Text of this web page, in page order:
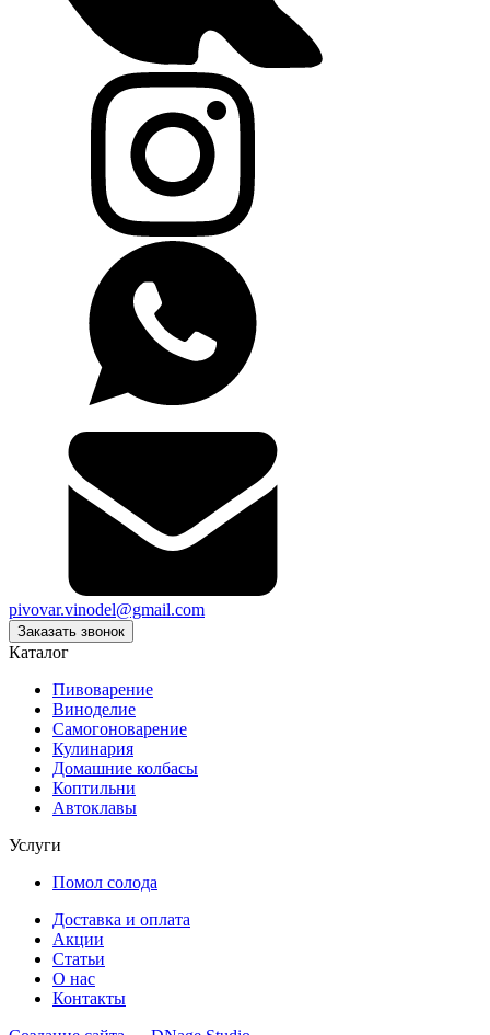
pivovar.vinodel@gmail.com
Заказать звонок
Каталог
Пивоварение
Виноделие
Самогоноварение
Кулинария
Домашние колбасы
Коптильни
Автоклавы
Услуги
Помол солода
Доставка и оплата
Акции
Статьи
О нас
Контакты